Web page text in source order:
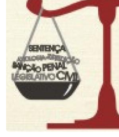
Biblioteca
Editora
Rádio
Museu